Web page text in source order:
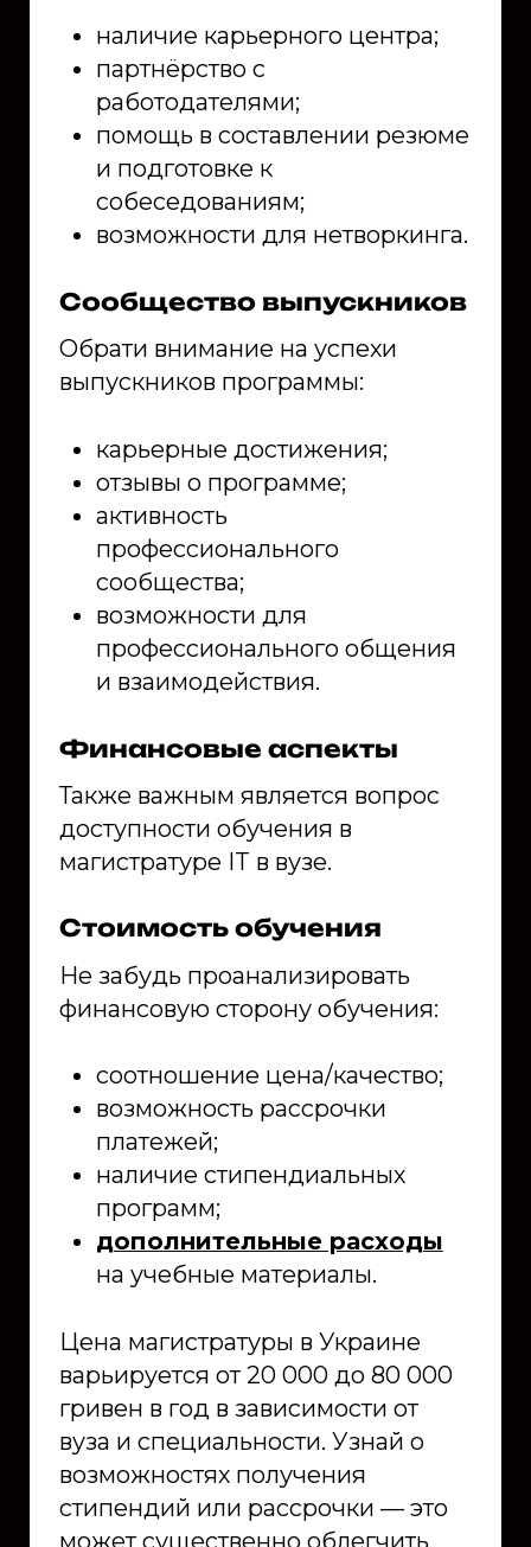
наличие карьерного центра;
партнёрство с
работодателями;
помощь в составлении резюме
и подготовке к
собеседованиям;
возможности для нетворкинга.
Сообщество выпускников
Обрати внимание на успехи
выпускников программы:
карьерные достижения;
отзывы о программе;
активность
профессионального
сообщества;
возможности для
профессионального общения
и взаимодействия.
Финансовые аспекты
Также важным является вопрос
доступности обучения в
магистратуре IT в вузе.
Стоимость обучения
Не забудь проанализировать
финансовую сторону обучения:
соотношение цена/качество;
возможность рассрочки
платежей;
наличие стипендиальных
программ;
дополнительные расходы
на учебные материалы.
Цена магистратуры в Украине
варьируется от 20 000 до 80 000
гривен в год в зависимости от
вуза и специальности. Узнай о
возможностях получения
стипендий или рассрочки — это
может существенно облегчить